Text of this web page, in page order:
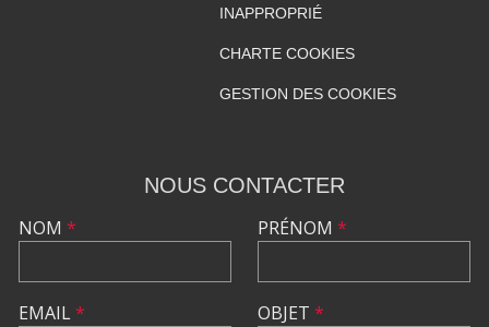
INAPPROPRIÉ
CHARTE COOKIES
GESTION DES COOKIES
NOUS CONTACTER
NOM *
EMAIL*
PRÉNOM *
OBJET *